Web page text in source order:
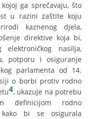
ga sprečavaju, što
u razini zaštite koju
kaznenog djela,
direktive koja bi,
nasilja,
potporu i osiguranje
parlamenta od 14.
o borbi protiv rodno
4, ukazuje na potrebu
definicijom rodno
kako bi se osigurala